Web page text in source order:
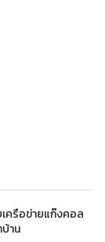
เครือข่ายแก๊งคอล
าน